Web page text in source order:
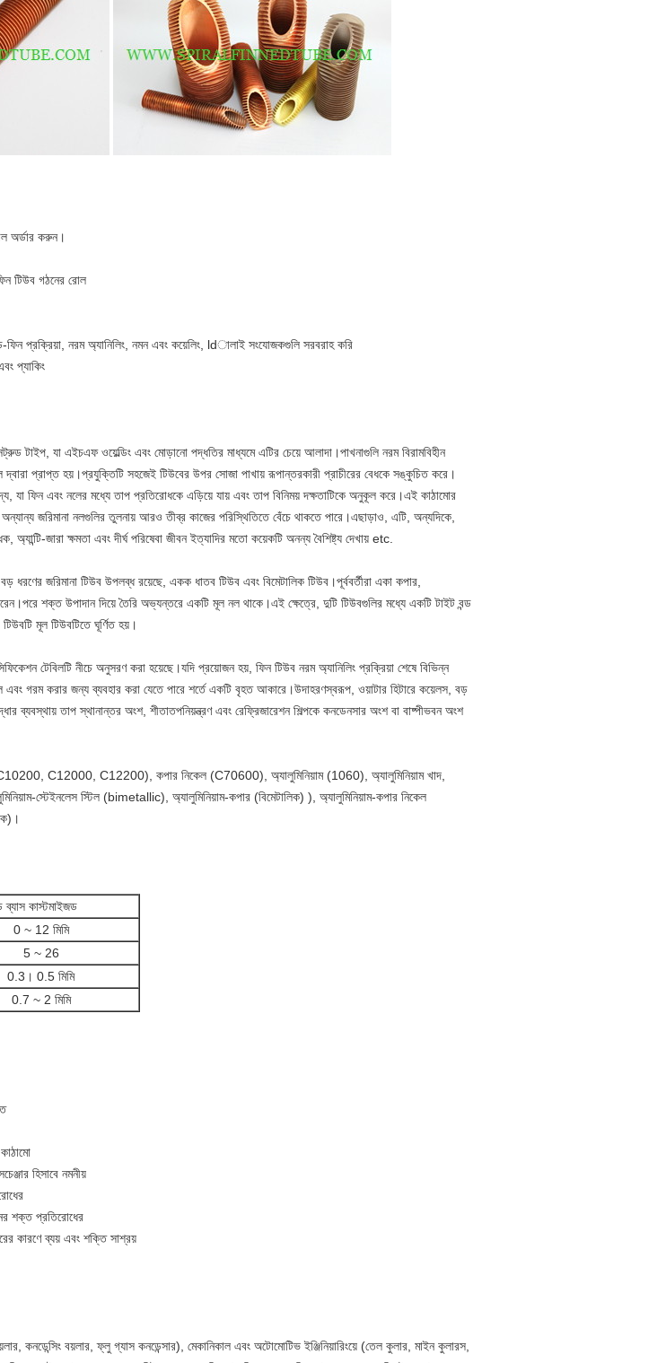
অর্ডার করুন।
টিউব গঠনের রোল
প্রক্রিয়া, নরম অ্যানিলিং, নমন এবং কয়েলিং, ldালাই সংযোজকগুলি সরবরাহ করি
প্যাকিং
টাইপ, যা এইচএফ ওয়েল্ডিং এবং মোড়ানো পদ্ধতির মাধ্যমে এটির চেয়ে আলাদা।পাখনাগুলি নরম বিরামবিহীন
দ্বারা প্রাপ্ত হয়।প্রযুক্তিটি সহজেই টিউবের উপর সোজা পাখায় রূপান্তরকারী প্রাচীরের বেধকে সঙ্কুচিত করে।
যা ফিন এবং নলের মধ্যে তাপ প্রতিরোধকে এড়িয়ে যায় এবং তাপ বিনিময় দক্ষতাটিকে অনুকূল করে।এই কাঠামোর
জরিমানা নলগুলির তুলনায় আরও তীব্র কাজের পরিস্থিতিতে বেঁচে থাকতে পারে।এছাড়াও, এটি, অন্যদিকে,
অ্যান্টি-জারা ক্ষমতা এবং দীর্ঘ পরিষেবা জীবন ইত্যাদির মতো কয়েকটি অনন্য বৈশিষ্ট্য দেখায় etc.
ধরণের জরিমানা টিউব উপলব্ধ রয়েছে, একক ধাতব টিউব এবং বিমেটালিক টিউব।পূর্ববর্তীরা একা কপার,
শক্ত উপাদান দিয়ে তৈরি অভ্যন্তরে একটি মূল নল থাকে।এই ক্ষেত্রে, দুটি টিউবগুলির মধ্যে একটি টাইট বন্ড
মূল টিউবটিতে ঘূর্ণিত হয়।
টেবিলটি নীচে অনুসরণ করা হয়েছে।যদি প্রয়োজন হয়, ফিন টিউব নরম অ্যানিলিং প্রক্রিয়া শেষে বিভিন্ন
গরম করার জন্য ব্যবহার করা যেতে পারে শর্তে একটি বৃহত আকারে।উদাহরণস্বরূপ, ওয়াটার হিটারে কয়েলস, বড়
ব্যবস্থায় তাপ স্থানান্তর অংশ, শীতাতপনিয়ন্ত্রণ এবং রেফ্রিজারেশন শিল্পকে কনডেনসার অংশ বা বাষ্পীভবন অংশ
C12000, C12200), কপার নিকেল (C70600), অ্যালুমিনিয়াম (1060), অ্যালুমিনিয়াম খাদ,
স্টেইনলেস স্টিল (bimetallic), অ্যালুমিনিয়াম-কপার (বিমেটালিক) ), অ্যালুমিনিয়াম-কপার নিকেল
ব্যাস কাস্টমাইজড
0 ~ 12 মিমি
5 ~ 26
0.3। 0.5 মিমি
0.7 ~ 2 মিমি
হিসাবে নমনীয়
শক্ত প্রতিরোধের
কারণে ব্যয় এবং শক্তি সাশ্রয়
কনডেন্সিং বয়লার, ফ্লু গ্যাস কনডেন্সার), মেকানিকাল এবং অটোমোটিভ ইঞ্জিনিয়ারিংয়ে (তেল কুলার, মাইন কুলারস,